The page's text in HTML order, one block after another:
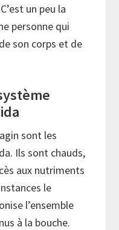
un peu la
personne qui
son corps et de
sont les
Ils sont chauds,
aux nutriments
le
l’ensemble
à la bouche.